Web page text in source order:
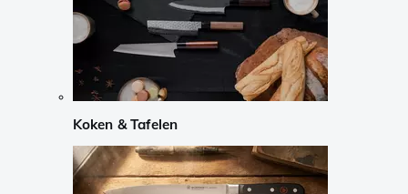
Koken & Tafelen